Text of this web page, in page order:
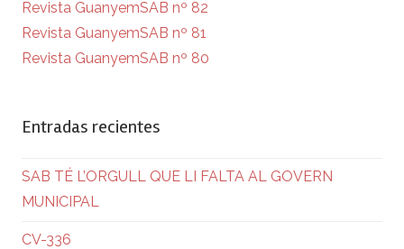
Revista GuanyemSAB nº 82
Revista GuanyemSAB nº 81
Revista GuanyemSAB nº 80
Entradas recientes
SAB TÉ L’ORGULL QUE LI FALTA AL GOVERN
MUNICIPAL
CV-336